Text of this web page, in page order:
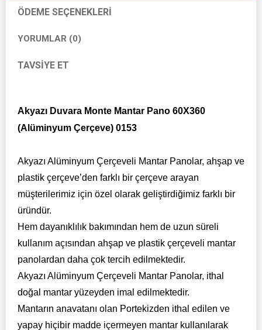
ÖDEME SEÇENEKLERI
YORUMLAR (0)
TAVSIYE ET
Akyazı Duvara Monte Mantar Pano 60X360
(Alüminyum Çerçeve) 0153
Akyazı Alüminyum Çerçeveli Mantar Panolar, ahşap ve
plastik çerçeve’den farklı bir çerçeve arayan
müşterilerimiz için özel olarak geliştirdiğimiz farklı bir
üründür.
Hem dayanıklılık bakımından hem de uzun süreli
kullanım açısından ahşap ve plastik çerçeveli mantar
panolardan daha çok tercih edilmektedir.
Akyazı Alüminyum Çerçeveli Mantar Panolar, ithal
doğal mantar yüzeyden imal edilmektedir.
Mantarın anavatanı olan Portekizden ithal edilen ve
yapay hiçibir madde içermeyen mantar kullanılarak